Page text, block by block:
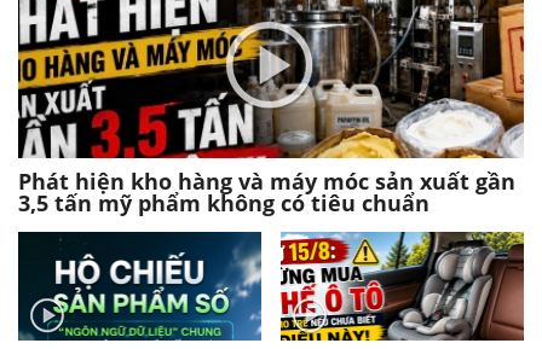
Phát hiện kho hàng và máy móc sản xuất gần
3,5 tấn mỹ phẩm không có tiêu chuẩn